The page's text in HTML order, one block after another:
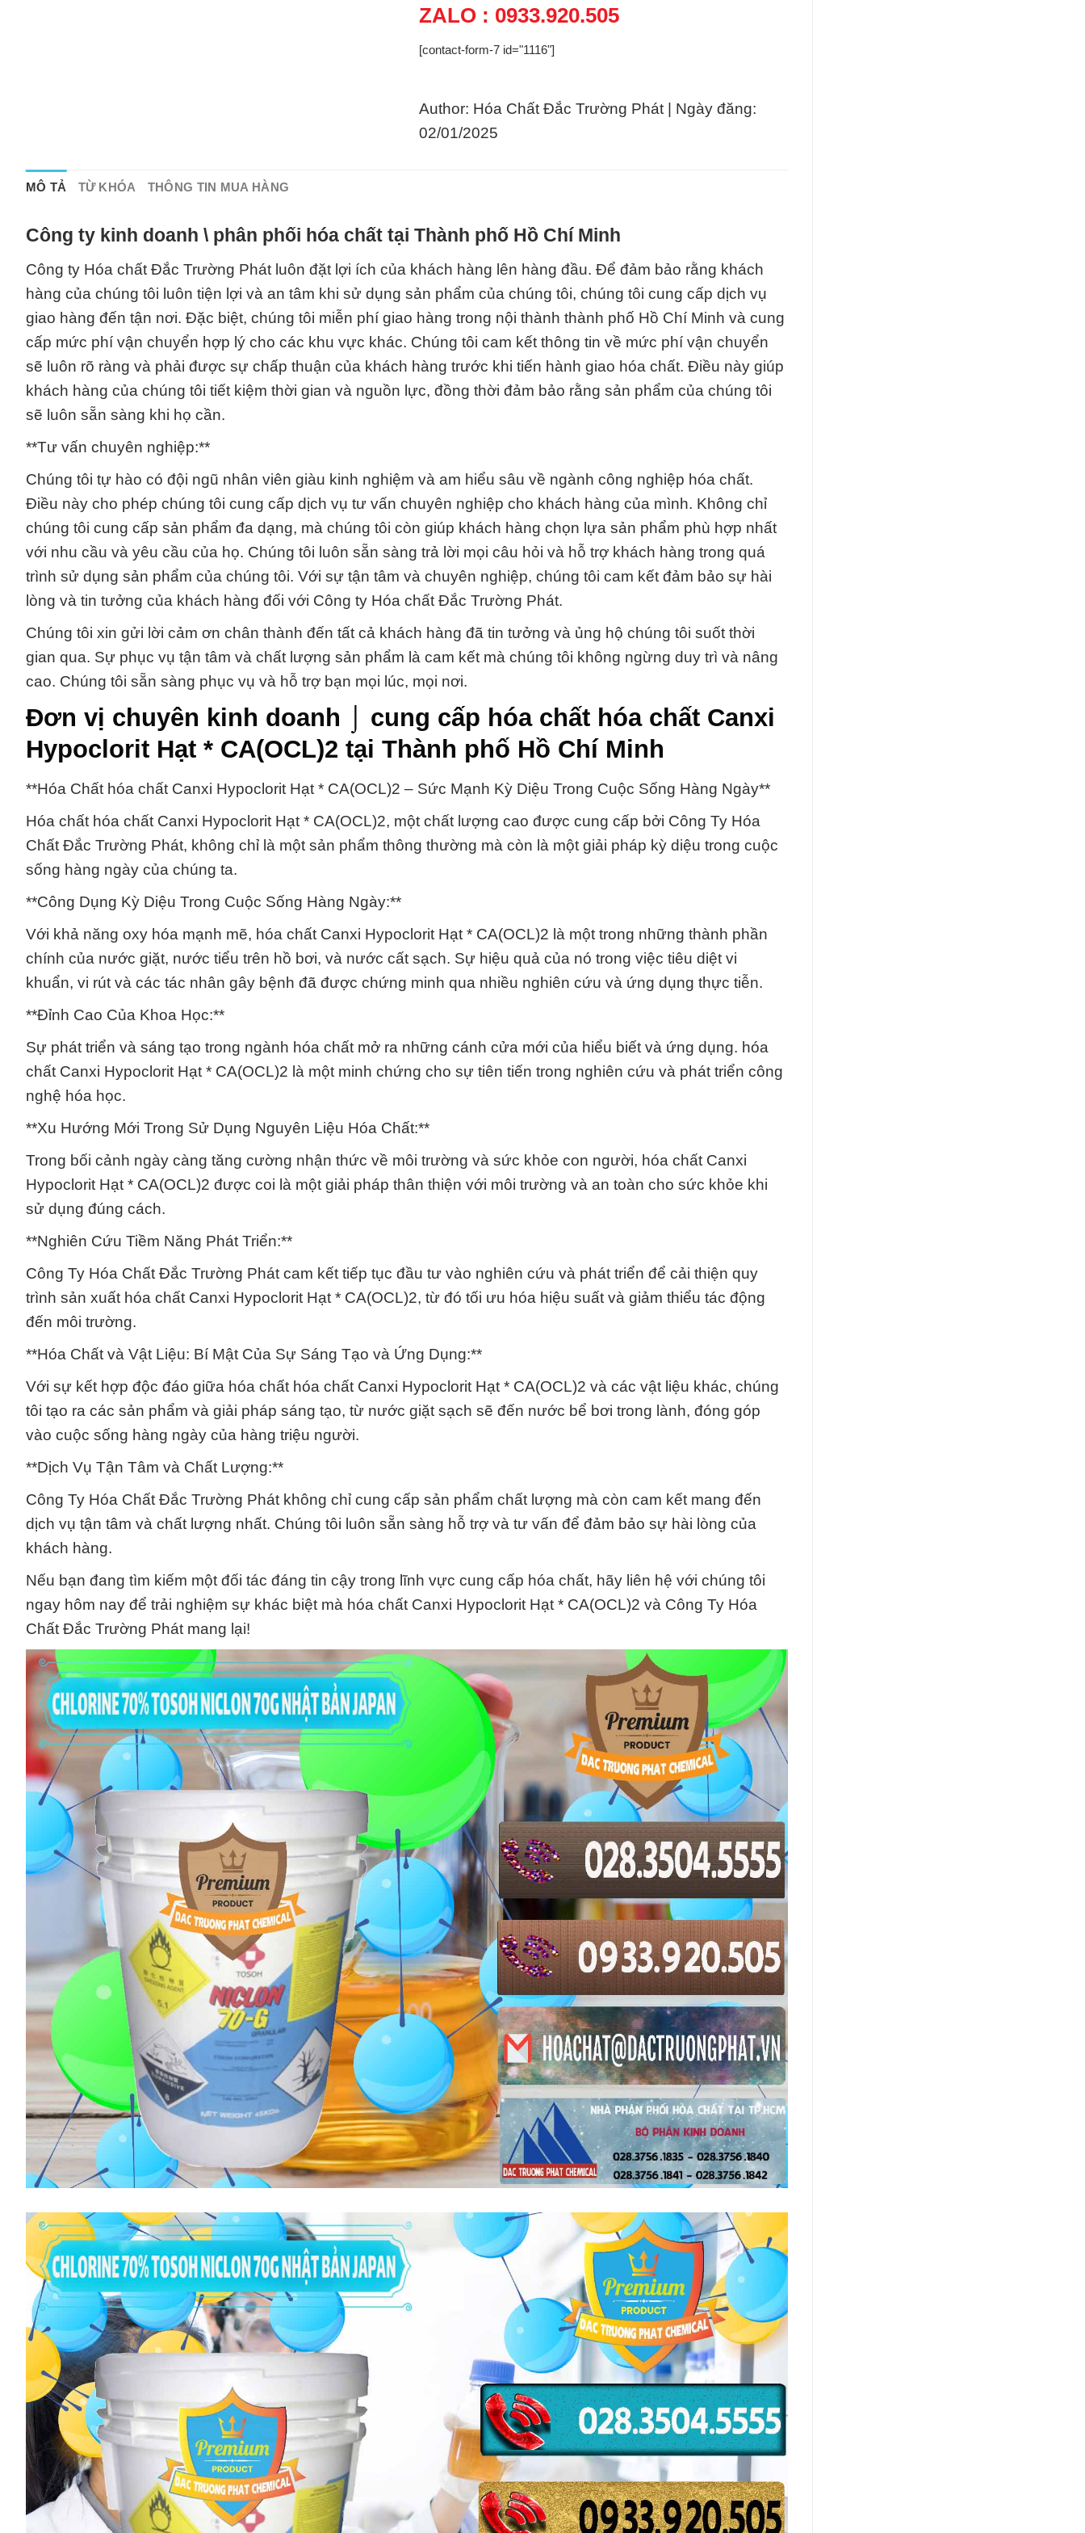
ZALO : 0933.920.505
[contact-form-7 id="1116"]
Author: Hóa Chất Đắc Trường Phát | Ngày đăng:
02/01/2025
MÔ TẢ TỪ KHÓA THÔNG TIN MUA HÀNG
Công ty kinh doanh \ phân phối hóa chất tại Thành phố Hồ Chí Minh
Công ty Hóa chất Đắc Trường Phát luôn đặt lợi ích của khách hàng lên hàng đầu. Để đảm bảo rằng khách
hàng của chúng tôi luôn tiện lợi và an tâm khi sử dụng sản phẩm của chúng tôi, chúng tôi cung cấp dịch vụ
giao hàng đến tận nơi. Đặc biệt, chúng tôi miễn phí giao hàng trong nội thành thành phố Hồ Chí Minh và cung
cấp mức phí vận chuyển hợp lý cho các khu vực khác. Chúng tôi cam kết thông tin về mức phí vận chuyển
sẽ luôn rõ ràng và phải được sự chấp thuận của khách hàng trước khi tiến hành giao hóa chất. Điều này giúp
khách hàng của chúng tôi tiết kiệm thời gian và nguồn lực, đồng thời đảm bảo rằng sản phẩm của chúng tôi
sẽ luôn sẵn sàng khi họ cần.
**Tư vấn chuyên nghiệp:**
Chúng tôi tự hào có đội ngũ nhân viên giàu kinh nghiệm và am hiểu sâu về ngành công nghiệp hóa chất.
Điều này cho phép chúng tôi cung cấp dịch vụ tư vấn chuyên nghiệp cho khách hàng của mình. Không chỉ
chúng tôi cung cấp sản phẩm đa dạng, mà chúng tôi còn giúp khách hàng chọn lựa sản phẩm phù hợp nhất
với nhu cầu và yêu cầu của họ. Chúng tôi luôn sẵn sàng trả lời mọi câu hỏi và hỗ trợ khách hàng trong quá
trình sử dụng sản phẩm của chúng tôi. Với sự tận tâm và chuyên nghiệp, chúng tôi cam kết đảm bảo sự hài
lòng và tin tưởng của khách hàng đối với Công ty Hóa chất Đắc Trường Phát.
Chúng tôi xin gửi lời cảm ơn chân thành đến tất cả khách hàng đã tin tưởng và ủng hộ chúng tôi suốt thời
gian qua. Sự phục vụ tận tâm và chất lượng sản phẩm là cam kết mà chúng tôi không ngừng duy trì và nâng
cao. Chúng tôi sẵn sàng phục vụ và hỗ trợ bạn mọi lúc, mọi nơi.
Đơn vị chuyên kinh doanh ⌡ cung cấp hóa chất hóa chất Canxi
Hypoclorit Hạt * CA(OCL)2 tại Thành phố Hồ Chí Minh
**Hóa Chất hóa chất Canxi Hypoclorit Hạt * CA(OCL)2 – Sức Mạnh Kỳ Diệu Trong Cuộc Sống Hàng Ngày**
Hóa chất hóa chất Canxi Hypoclorit Hạt * CA(OCL)2, một chất lượng cao được cung cấp bởi Công Ty Hóa
Chất Đắc Trường Phát, không chỉ là một sản phẩm thông thường mà còn là một giải pháp kỳ diệu trong cuộc
sống hàng ngày của chúng ta.
**Công Dụng Kỳ Diệu Trong Cuộc Sống Hàng Ngày:**
Với khả năng oxy hóa mạnh mẽ, hóa chất Canxi Hypoclorit Hạt * CA(OCL)2 là một trong những thành phần
chính của nước giặt, nước tiểu trên hồ bơi, và nước cất sạch. Sự hiệu quả của nó trong việc tiêu diệt vi
khuẩn, vi rút và các tác nhân gây bệnh đã được chứng minh qua nhiều nghiên cứu và ứng dụng thực tiễn.
**Đỉnh Cao Của Khoa Học:**
Sự phát triển và sáng tạo trong ngành hóa chất mở ra những cánh cửa mới của hiểu biết và ứng dụng. hóa
chất Canxi Hypoclorit Hạt * CA(OCL)2 là một minh chứng cho sự tiên tiến trong nghiên cứu và phát triển công
nghệ hóa học.
**Xu Hướng Mới Trong Sử Dụng Nguyên Liệu Hóa Chất:**
Trong bối cảnh ngày càng tăng cường nhận thức về môi trường và sức khỏe con người, hóa chất Canxi
Hypoclorit Hạt * CA(OCL)2 được coi là một giải pháp thân thiện với môi trường và an toàn cho sức khỏe khi
sử dụng đúng cách.
**Nghiên Cứu Tiềm Năng Phát Triển:**
Công Ty Hóa Chất Đắc Trường Phát cam kết tiếp tục đầu tư vào nghiên cứu và phát triển để cải thiện quy
trình sản xuất hóa chất Canxi Hypoclorit Hạt * CA(OCL)2, từ đó tối ưu hóa hiệu suất và giảm thiểu tác động
đến môi trường.
**Hóa Chất và Vật Liệu: Bí Mật Của Sự Sáng Tạo và Ứng Dụng:**
Với sự kết hợp độc đáo giữa hóa chất hóa chất Canxi Hypoclorit Hạt * CA(OCL)2 và các vật liệu khác, chúng
tôi tạo ra các sản phẩm và giải pháp sáng tạo, từ nước giặt sạch sẽ đến nước bể bơi trong lành, đóng góp
vào cuộc sống hàng ngày của hàng triệu người.
**Dịch Vụ Tận Tâm và Chất Lượng:**
Công Ty Hóa Chất Đắc Trường Phát không chỉ cung cấp sản phẩm chất lượng mà còn cam kết mang đến
dịch vụ tận tâm và chất lượng nhất. Chúng tôi luôn sẵn sàng hỗ trợ và tư vấn để đảm bảo sự hài lòng của
khách hàng.
Nếu bạn đang tìm kiếm một đối tác đáng tin cậy trong lĩnh vực cung cấp hóa chất, hãy liên hệ với chúng tôi
ngay hôm nay để trải nghiệm sự khác biệt mà hóa chất Canxi Hypoclorit Hạt * CA(OCL)2 và Công Ty Hóa
Chất Đắc Trường Phát mang lại!